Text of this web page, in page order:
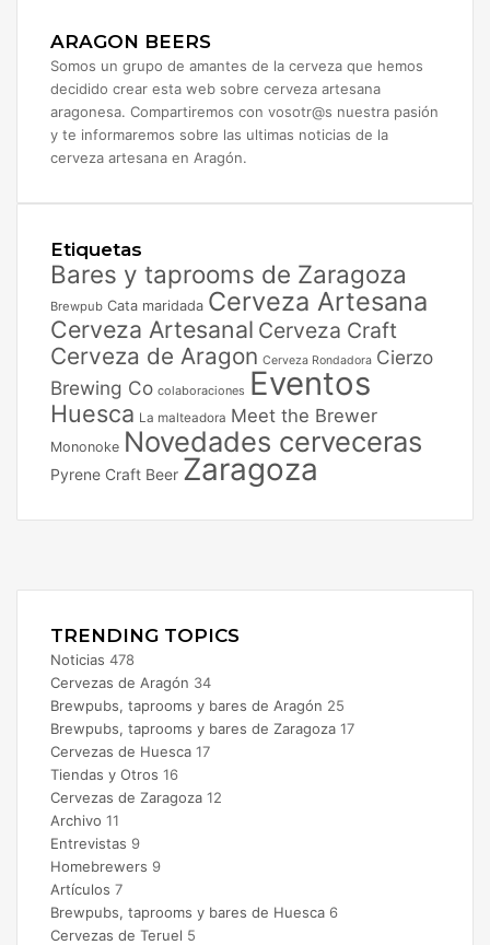
ARAGON BEERS
Somos un grupo de amantes de la cerveza que hemos
decidido crear esta web sobre cerveza artesana
aragonesa. Compartiremos con vosotr@s nuestra pasión
y te informaremos sobre las ultimas noticias de la
cerveza artesana en Aragón.
Etiquetas
Bares y taprooms de Zaragoza
Brewpub Cata maridada Cerveza Artesana
Cerveza Artesanal Cerveza Craft
Cerveza de Aragon Cerveza Rondadora Cierzo
Brewing Co colaboraciones Eventos
Huesca La malteadora Meet the Brewer
Mononoke Novedades cerveceras
Pyrene Craft Beer Zaragoza
TRENDING TOPICS
Noticias 478
Cervezas de Aragón 34
Brewpubs, taprooms y bares de Aragón 25
Brewpubs, taprooms y bares de Zaragoza 17
Cervezas de Huesca 17
Tiendas y Otros 16
Cervezas de Zaragoza 12
Archivo 11
Entrevistas 9
Homebrewers 9
Artículos 7
Brewpubs, taprooms y bares de Huesca 6
Cervezas de Teruel 5